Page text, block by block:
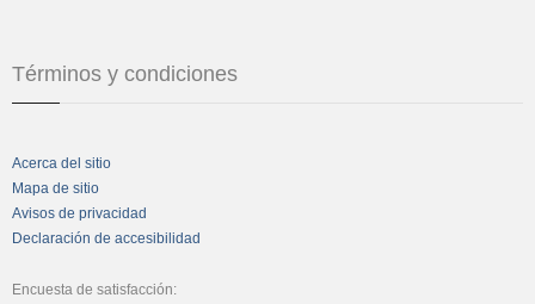
Términos y condiciones
Acerca del sitio
Mapa de sitio
Avisos de privacidad
Declaración de accesibilidad
Encuesta de satisfacción: